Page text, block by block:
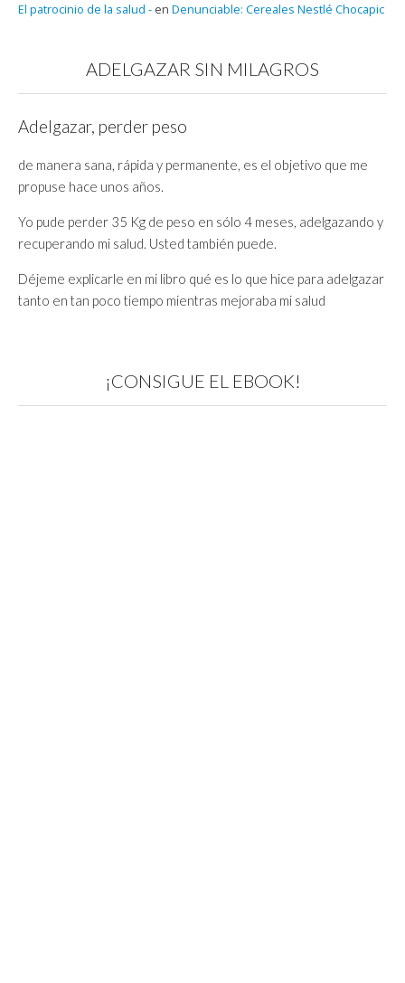
El patrocinio de la salud - en Denunciable: Cereales Nestlé Chocapic
ADELGAZAR SIN MILAGROS
Adelgazar, perder peso
de manera sana, rápida y permanente, es el objetivo que me
propuse hace unos años.
Yo pude perder 35 Kg de peso en sólo 4 meses, adelgazando y
recuperando mi salud. Usted también puede.
Déjeme explicarle en mi libro qué es lo que hice para adelgazar
tanto en tan poco tiempo mientras mejoraba mi salud
¡CONSIGUE EL EBOOK!